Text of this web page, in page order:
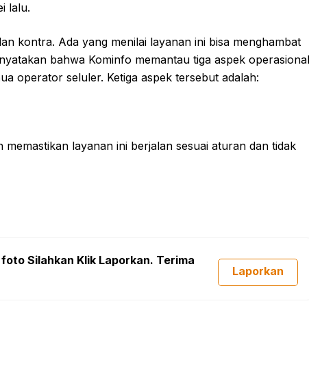
lalu.
kontra. Ada yang menilai layanan ini bisa menghambat
bahwa Kominfo memantau tiga aspek operasional
operator seluler. Ketiga aspek tersebut adalah:
layanan ini berjalan sesuai aturan dan tidak
Silahkan Klik Laporkan. Terima
Laporkan